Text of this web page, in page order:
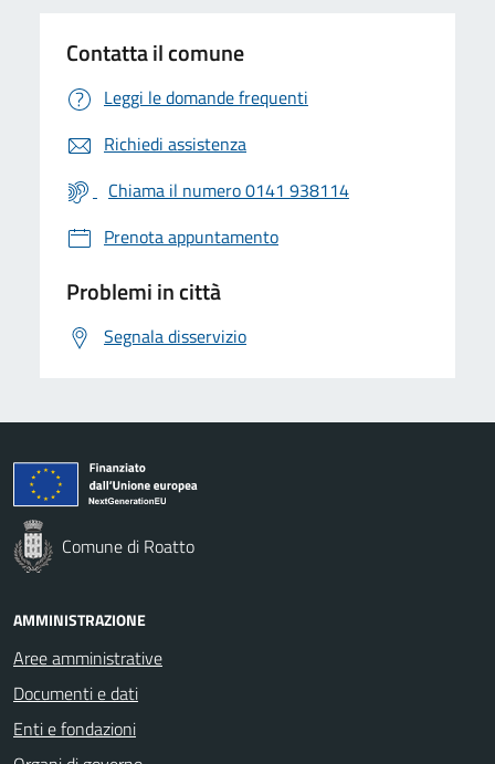
Contatta il comune
Leggi le domande frequenti
Richiedi assistenza
Chiama il numero 0141 938114
Prenota appuntamento
Problemi in città
Segnala disservizio
Comune di Roatto
AMMINISTRAZIONE
Aree amministrative
Documenti e dati
Enti e fondazioni